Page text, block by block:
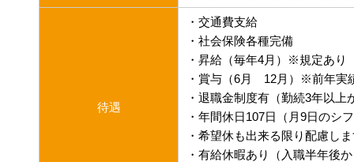
待遇
・交通費支給
・社会保険各種完備
・昇給（毎年4月）※規定あり
・賞与（6月 12月）※前年
・退職金制度有（勤続3年以上
・年間休日107日（月9日のシ
・希望休も出来る限り配慮し
・有給休暇あり（入職半年後